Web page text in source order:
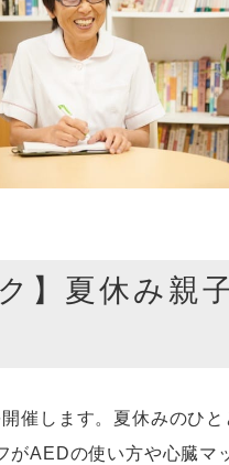
】夏休み親
催します。夏休みのひ
がAEDの使い方や心臓マ